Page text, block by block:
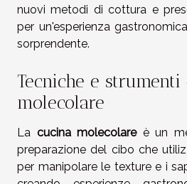
nuovi metodi di cottura e
per un'esperienza
sorprendente.
Tecniche e
molecolare
La cucina molecolareè un
preparazione del cibo che
per manipolare le texture e i